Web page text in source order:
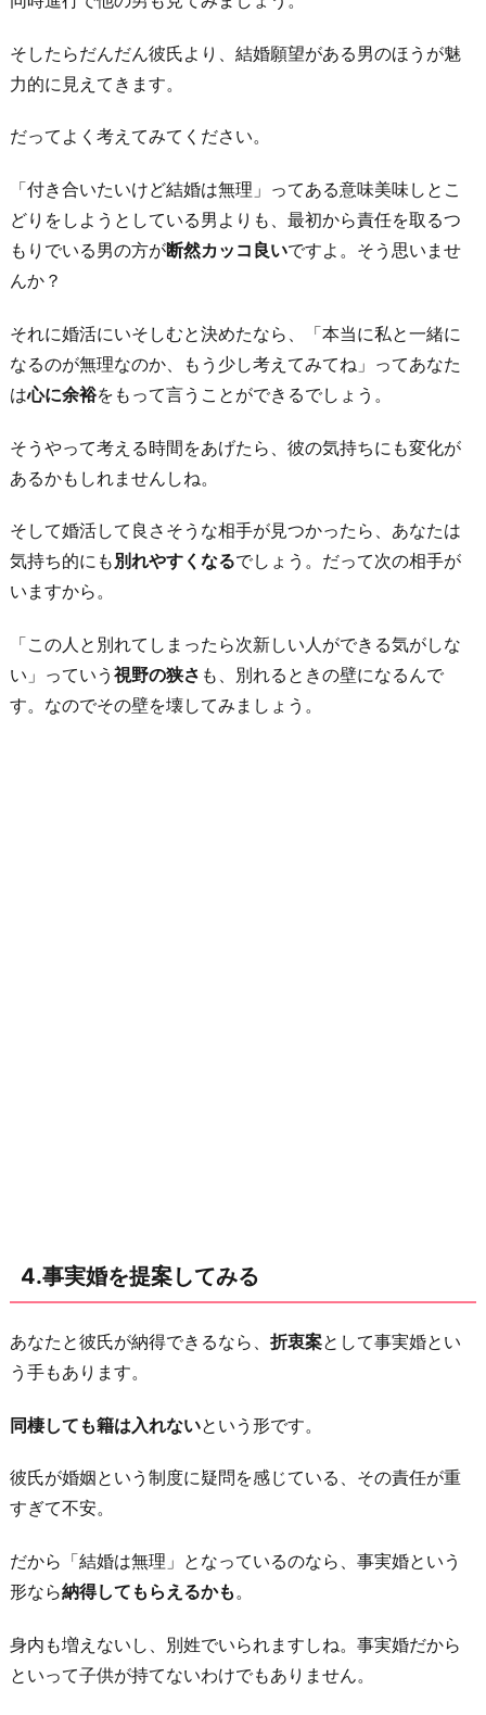
に
そしたらだんだん彼氏より、結婚願望がある男のほうが魅
力的に見えてきます。
だってよく考えてみてください。
「付き合いたいけど結婚は無理」ってある意味美味しとこ
どりをしようとしている男よりも、最初から責任を取るつ
もりでいる男の方が断然カッコ良いですよ。そう思いませ
んか？
それに婚活にいそしむと決めたなら、「本当に私と一緒に
なるのが無理なのか、もう少し考えてみてね」ってあなた
は心に余裕をもって言うことができるでしょう。
そうやって考える時間をあげたら、彼の気持ちにも変化が
あるかもしれませんしね。
そして婚活して良さそうな相手が見つかったら、あなたは
気持ち的にも別れやすくなるでしょう。だって次の相手が
いますから。
「この人と別れてしまったら次新しい人ができる気がしな
い」っていう 視野の狭さ も、別れるときの壁になるんで
す。なのでその壁を壊してみましょう。
4.事実婚を提案してみる
あなたと彼氏が納得できるなら、 折衷案として事実婚とい
う手もあります。
同棲しても籍は入れないという形です。
彼氏が婚姻という制度に疑問を感じている、その責任が重
すぎて不安。
だから「結婚は無理」となっているのなら、事実婚という
形なら納得してもらえるかも。
身内も増えないし、別姓でいられますしね。事実婚だから
といって子供が持てないわけでもありません。